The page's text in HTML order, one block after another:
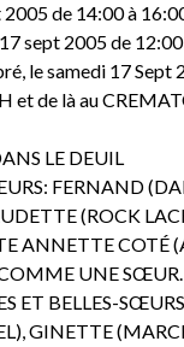
de 14:00 à
sept 2005 de
le samedi 17 Sept
et de là au
LE DEUIL
FERNAND
(ROCK
ANNETTE COTÉ
UNE SŒUR.
ET BELLES-
GINETTE